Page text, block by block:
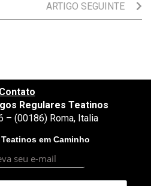
ARTIGO SEGUINTE
Contato
Regulares Teatinos
– (00186) Roma, Italia
em Caminho